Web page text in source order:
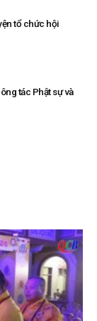
tổ chức hội
tác Phật sự và